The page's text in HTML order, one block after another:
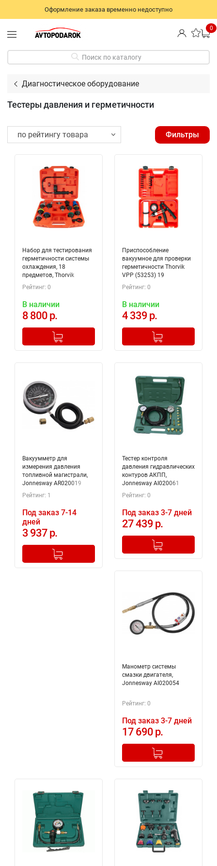
Оформление заказа временно недоступно
0
Поиск по каталогу
Диагностическое оборудование
Тестеры давления и герметичности
Фильтры
Набор для тестирования
герметичности системы
охлаждения, 18
предметов, Thorvik
RPTS18
Рейтинг: 0
В наличии
8 800 р.
+
Добавлено в корзину
Приспособление
вакуумное для проверки
герметичности Thorvik
VPP (53253) 19
предметов
Рейтинг: 0
В наличии
4 339 р.
+
Добавлено в корзину
Вакуумметр для
измерения давления
топливной магистрали,
Jonnesway AR020019
Рейтинг: 1
Под заказ 7-14
дней
3 937 р.
+
Добавлено в корзину
Тестер контроля
давления гидравлических
контуров АКПП,
Jonnesway AI020061
Рейтинг: 0
Под заказ 3-7 дней
27 439 р.
+
Добавлено в корзину
Манометр системы
смазки двигателя,
Jonnesway AI020054
Рейтинг: 0
Под заказ 3-7 дней
17 690 р.
+
Добавлено в корзину